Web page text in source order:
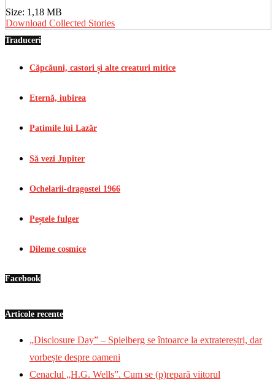
Size: 1,18 MB
Download Collected Stories
Traduceri
Căpcăuni, castori și alte creaturi mitice
Eternă, iubirea
Patimile lui Lazăr
Să vezi Jupiter
Ochelarii-dragostei 1966
Peștele fulger
Dileme cosmice
Facebook
Articole recente
„Disclosure Day” – Spielberg se întoarce la extratereștri, dar
vorbește despre oameni
Cenaclul „H.G. Wells”. Cum se (p)repară viitorul